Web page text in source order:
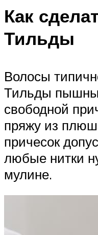
Как
Тильды
Волосы
Тильды
свободной
пряжу из
причесок
любые нитки
мулине.